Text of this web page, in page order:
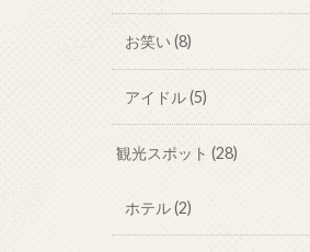
お笑い (8)
アイドル(5)
観光スポット(28)
ホテル(2)